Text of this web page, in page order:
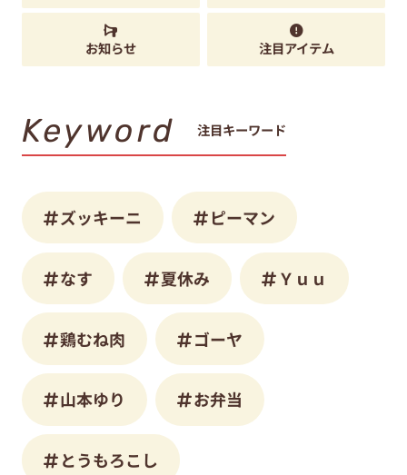
お知らせ 注目アイテム
Keyword 注目キーワード
ズッキーニ ピーマン
なす 夏休み Ｙｕｕ
鶏むね肉 ゴーヤ
山本ゆり お弁当
とうもろこし